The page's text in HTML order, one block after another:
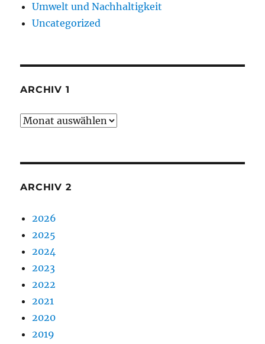
Umwelt und Nachhaltigkeit
Uncategorized
ARCHIV 1
Archiv
ARCHIV 2
2026
2025
2024
2023
2022
2021
2020
2019